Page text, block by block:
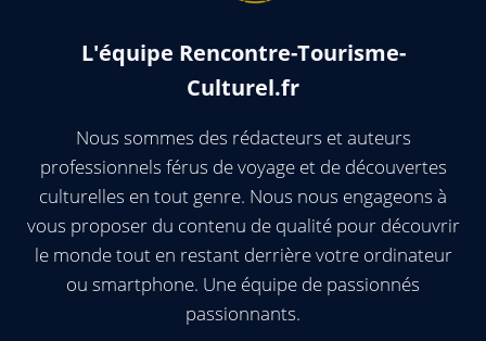
L'équipe Rencontre-Tourisme-
Culturel.fr
Nous sommes des rédacteurs et auteurs
professionnels férus de voyage et de découvertes
culturelles en tout genre. Nous nous engageons à
vous proposer du contenu de qualité pour découvrir
le monde tout en restant derrière votre ordinateur
ou smartphone. Une équipe de passionnés
passionnants.